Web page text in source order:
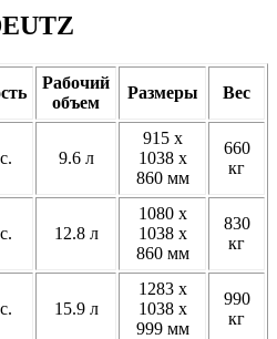
Рабочий
объем
Размеры Вес
9.6 л
915 x
1038 x
860 мм
660
кг
12.8 л
1080 x
1038 x
860 мм
830
кг
15.9 л
1283 x
1038 x
999 мм
990
кг